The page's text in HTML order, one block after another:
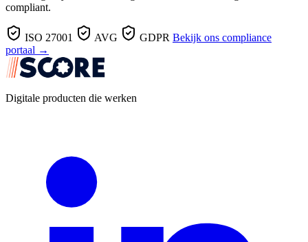
compliant.
ISO 27001 AVG GDPR Bekijk ons compliance
portaal →
Digitale producten die werken